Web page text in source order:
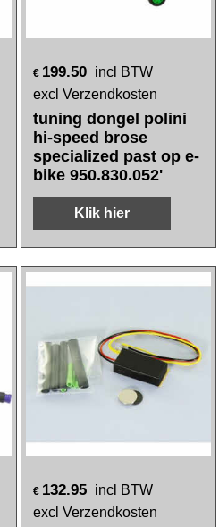
€ 199.50 incl BTW
excl Verzendkosten
tuning dongel polini
hi-speed brose
specialized past op e-
bike 950.830.052'
Klik hier
€ 132.95 incl BTW
excl Verzendkosten